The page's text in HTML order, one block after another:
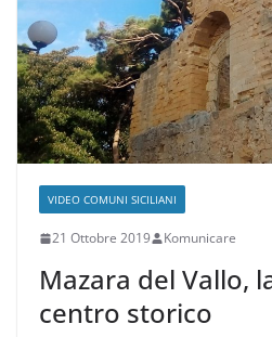
VIDEO COMUNI SICILIANI
21 Ottobre 2019 Komunicare
Mazara del Vallo,
centro storico